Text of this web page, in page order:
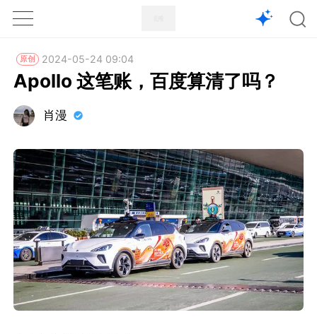
1X
原创 2024-05-24 09:04
Apollo 这笔账，百度算清了吗？
肖漫